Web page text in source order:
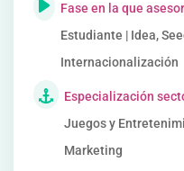
Fase en la que
Estudiante | Idea,
Internacionalización
Especialización
Juegos y
Marketing